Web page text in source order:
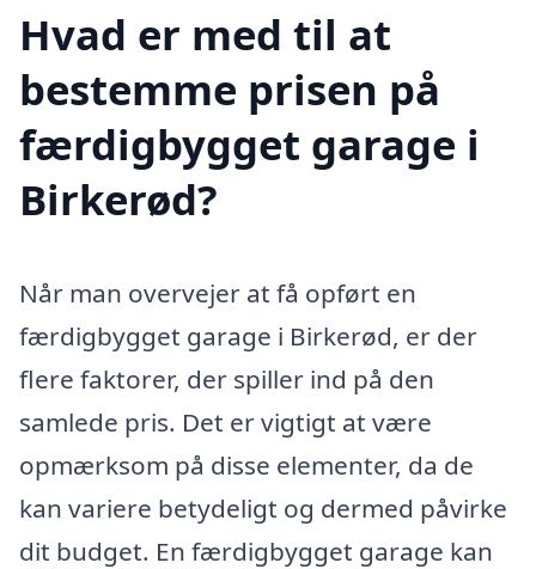
Hvad er med til at
bestemme prisen på
færdigbygget garage i
Birkerød?
Når man overvejer at få opført en
færdigbygget garage i Birkerød, er der
flere faktorer, der spiller ind på den
samlede pris. Det er vigtigt at være
opmærksom på disse elementer, da de
kan variere betydeligt og dermed påvirke
dit budget. En færdigbygget garage kan